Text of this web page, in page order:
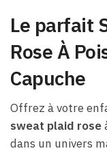
Le parfait
Rose À
Capuche
Offrez à votre
sweat plaid rose
dans un univers